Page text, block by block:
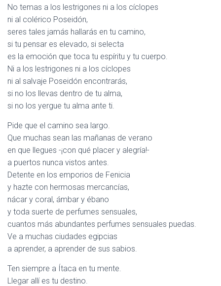
No temas a los lestrigones ni a los cíclopes
ni al colérico Poseidón,
seres tales jamás hallarás en tu camino,
si tu pensar es elevado, si selecta
es la emoción que toca tu espíritu y tu cuerpo.
Ni a los lestrigones ni a los cíclopes
ni al salvaje Poseidón encontrarás,
si no los llevas dentro de tu alma,
si no los yergue tu alma ante ti.
Pide que el camino sea largo.
Que muchas sean las mañanas de verano
en que llegues -¡con qué placer y alegría!-
a puertos nunca vistos antes.
Detente en los emporios de Fenicia
y hazte con hermosas mercancías,
nácar y coral, ámbar y ébano
y toda suerte de perfumes sensuales,
cuantos más abundantes perfumes sensuales puedas.
Ve a muchas ciudades egipcias
a aprender, a aprender de sus sabios.
Ten siempre a Ítaca en tu mente.
Llegar allí es tu destino.